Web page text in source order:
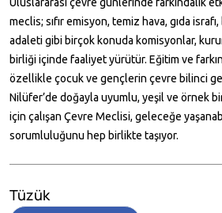
meclis; sıfır emisyon, temiz hava, gıda
adaleti gibi birçok konuda komisyonlar,
birliği içinde faaliyet yürütür. Eğitim ve
özellikle çocuk ve gençlerin çevre bilinci
Nilüfer’de doğayla uyumlu, yeşil ve örnek
için çalışan Çevre Meclisi, geleceğe
sorumluluğunu hep birlikte taşıyor.
Tüzük